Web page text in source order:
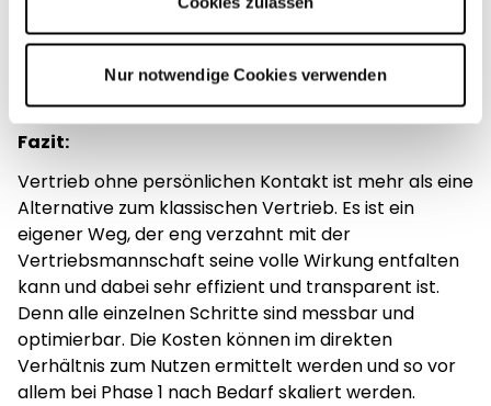
Nur notwendige Cookies verwenden
Kunden lässt sich auch mit künstlicher Intelligenz
noch nicht zur Zufriedenheit lösen.
Fazit:
Vertrieb ohne persönlichen Kontakt ist mehr als eine
Alternative zum klassischen Vertrieb. Es ist ein
eigener Weg, der eng verzahnt mit der
Vertriebsmannschaft seine volle Wirkung entfalten
kann und dabei sehr effizient und transparent ist.
Denn alle einzelnen Schritte sind messbar und
optimierbar. Die Kosten können im direkten
Verhältnis zum Nutzen ermittelt werden und so vor
allem bei Phase 1 nach Bedarf skaliert werden.